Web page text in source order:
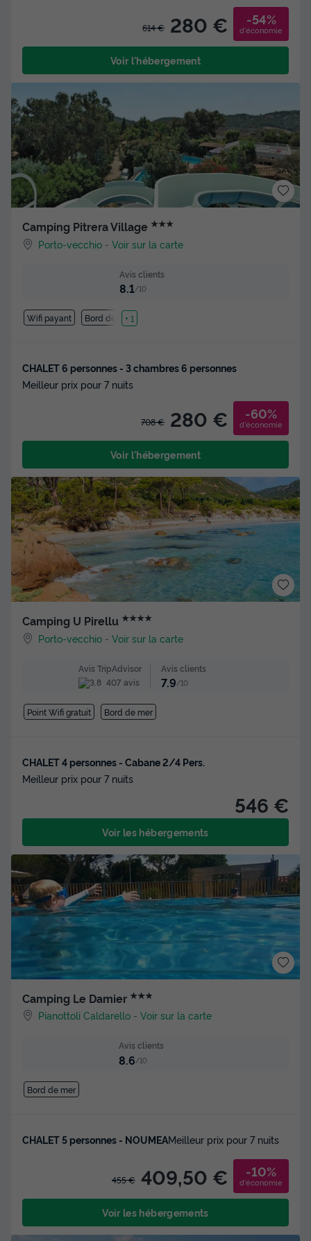
614 € 280 € -54%
d'économie
Voir l'hébergement
Camping Pitrera Village ★★★
Porto-vecchio -Voir sur la carte
Avis clients
8.1/10
Wifi payant Bord de mer
+ 1
CHALET 6 personnes - 3 chambres 6 personnes
Meilleur prix pour 7 nuits
708 € 280 € -60%
d'économie
Voir l'hébergement
Camping U Pirellu ★★★★
Porto-vecchio -Voir sur la carte
Avis TripAdvisor
407 avis
Avis clients
7.9/10
Point Wifi gratuit Bord de mer
CHALET 4 personnes - Cabane 2/4 Pers.
Meilleur prix pour 7 nuits
546 €
Voir les hébergements
Camping Le Damier ★★★
Pianottoli Caldarello -Voir sur la carte
Avis clients
8.6/10
Bord de mer
CHALET 5 personnes - NOUMEAMeilleur prix pour 7 nuits
455 € 409,50 € -10%
d'économie
Voir les hébergements